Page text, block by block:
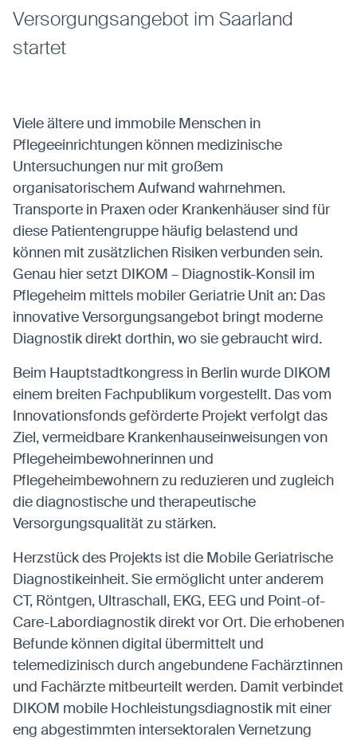
Versorgungsangebot im Saarland
startet
Viele ältere und immobile Menschen in
Pflegeeinrichtungen können medizinische
Untersuchungen nur mit großem
organisatorischem Aufwand wahrnehmen.
Transporte in Praxen oder Krankenhäuser sind für
diese Patientengruppe häufig belastend und
können mit zusätzlichen Risiken verbunden sein.
Genau hier setzt DIKOM – Diagnostik-Konsil im
Pflegeheim mittels mobiler Geriatrie Unit an: Das
innovative Versorgungsangebot bringt moderne
Diagnostik direkt dorthin, wo sie gebraucht wird.
Beim Hauptstadtkongress in Berlin wurde DIKOM
einem breiten Fachpublikum vorgestellt. Das vom
Innovationsfonds geförderte Projekt verfolgt das
Ziel, vermeidbare Krankenhauseinweisungen von
Pflegeheimbewohnerinnen und
Pflegeheimbewohnern zu reduzieren und zugleich
die diagnostische und therapeutische
Versorgungsqualität zu stärken.
Herzstück des Projekts ist die Mobile Geriatrische
Diagnostikeinheit. Sie ermöglicht unter anderem
CT, Röntgen, Ultraschall, EKG, EEG und Point-of-
Care-Labordiagnostik direkt vor Ort. Die erhobenen
Befunde können digital übermittelt und
telemedizinisch durch angebundene Fachärztinnen
und Fachärzte mitbeurteilt werden. Damit verbindet
DIKOM mobile Hochleistungsdiagnostik mit einer
eng abgestimmten intersektoralen Vernetzung
entsperren.
OpenStreetMap
Anbieter:OpenStreetMap
Statistiken
Statistiken-Cookies erfassen Informationen
verstehen, wie unsere Besucher unsere Website
nutzen.
Matomo